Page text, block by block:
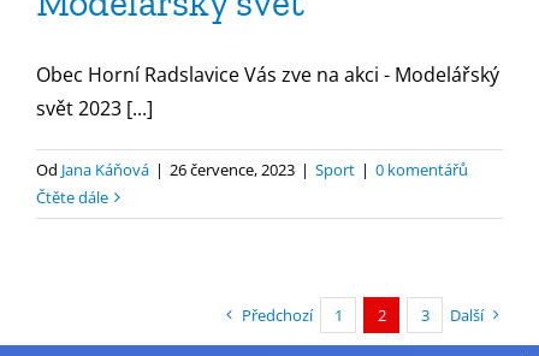
Obec Horní Radslavice Vás zve na akci - Modelářský
svět 2023 [...]
Od Jana Káňová | 26 července, 2023 | Sport | 0 komentářů
Čtěte dále
Předchozí 1 2 3 Další